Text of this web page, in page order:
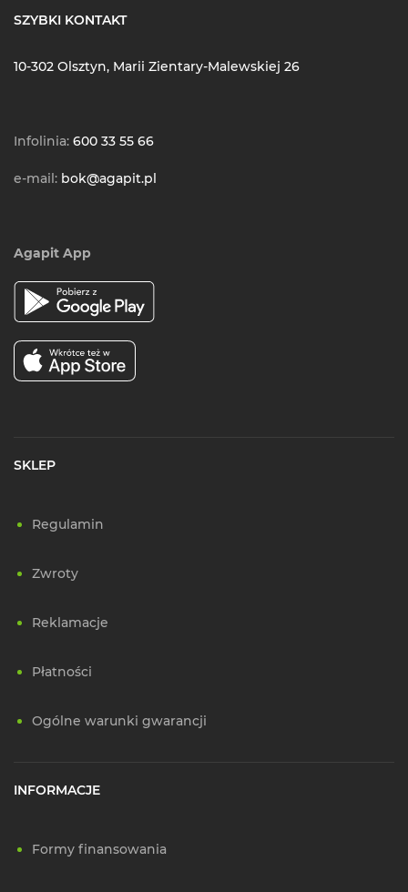
SZYBKI KONTAKT
10-302 Olsztyn, Marii Zientary-Malewskiej 26
Infolinia: 600 33 55 66
e-mail: bok@agapit.pl
Agapit App
SKLEP
Regulamin
Zwroty
Reklamacje
Płatności
Ogólne warunki gwarancji
INFORMACJE
Formy finansowania